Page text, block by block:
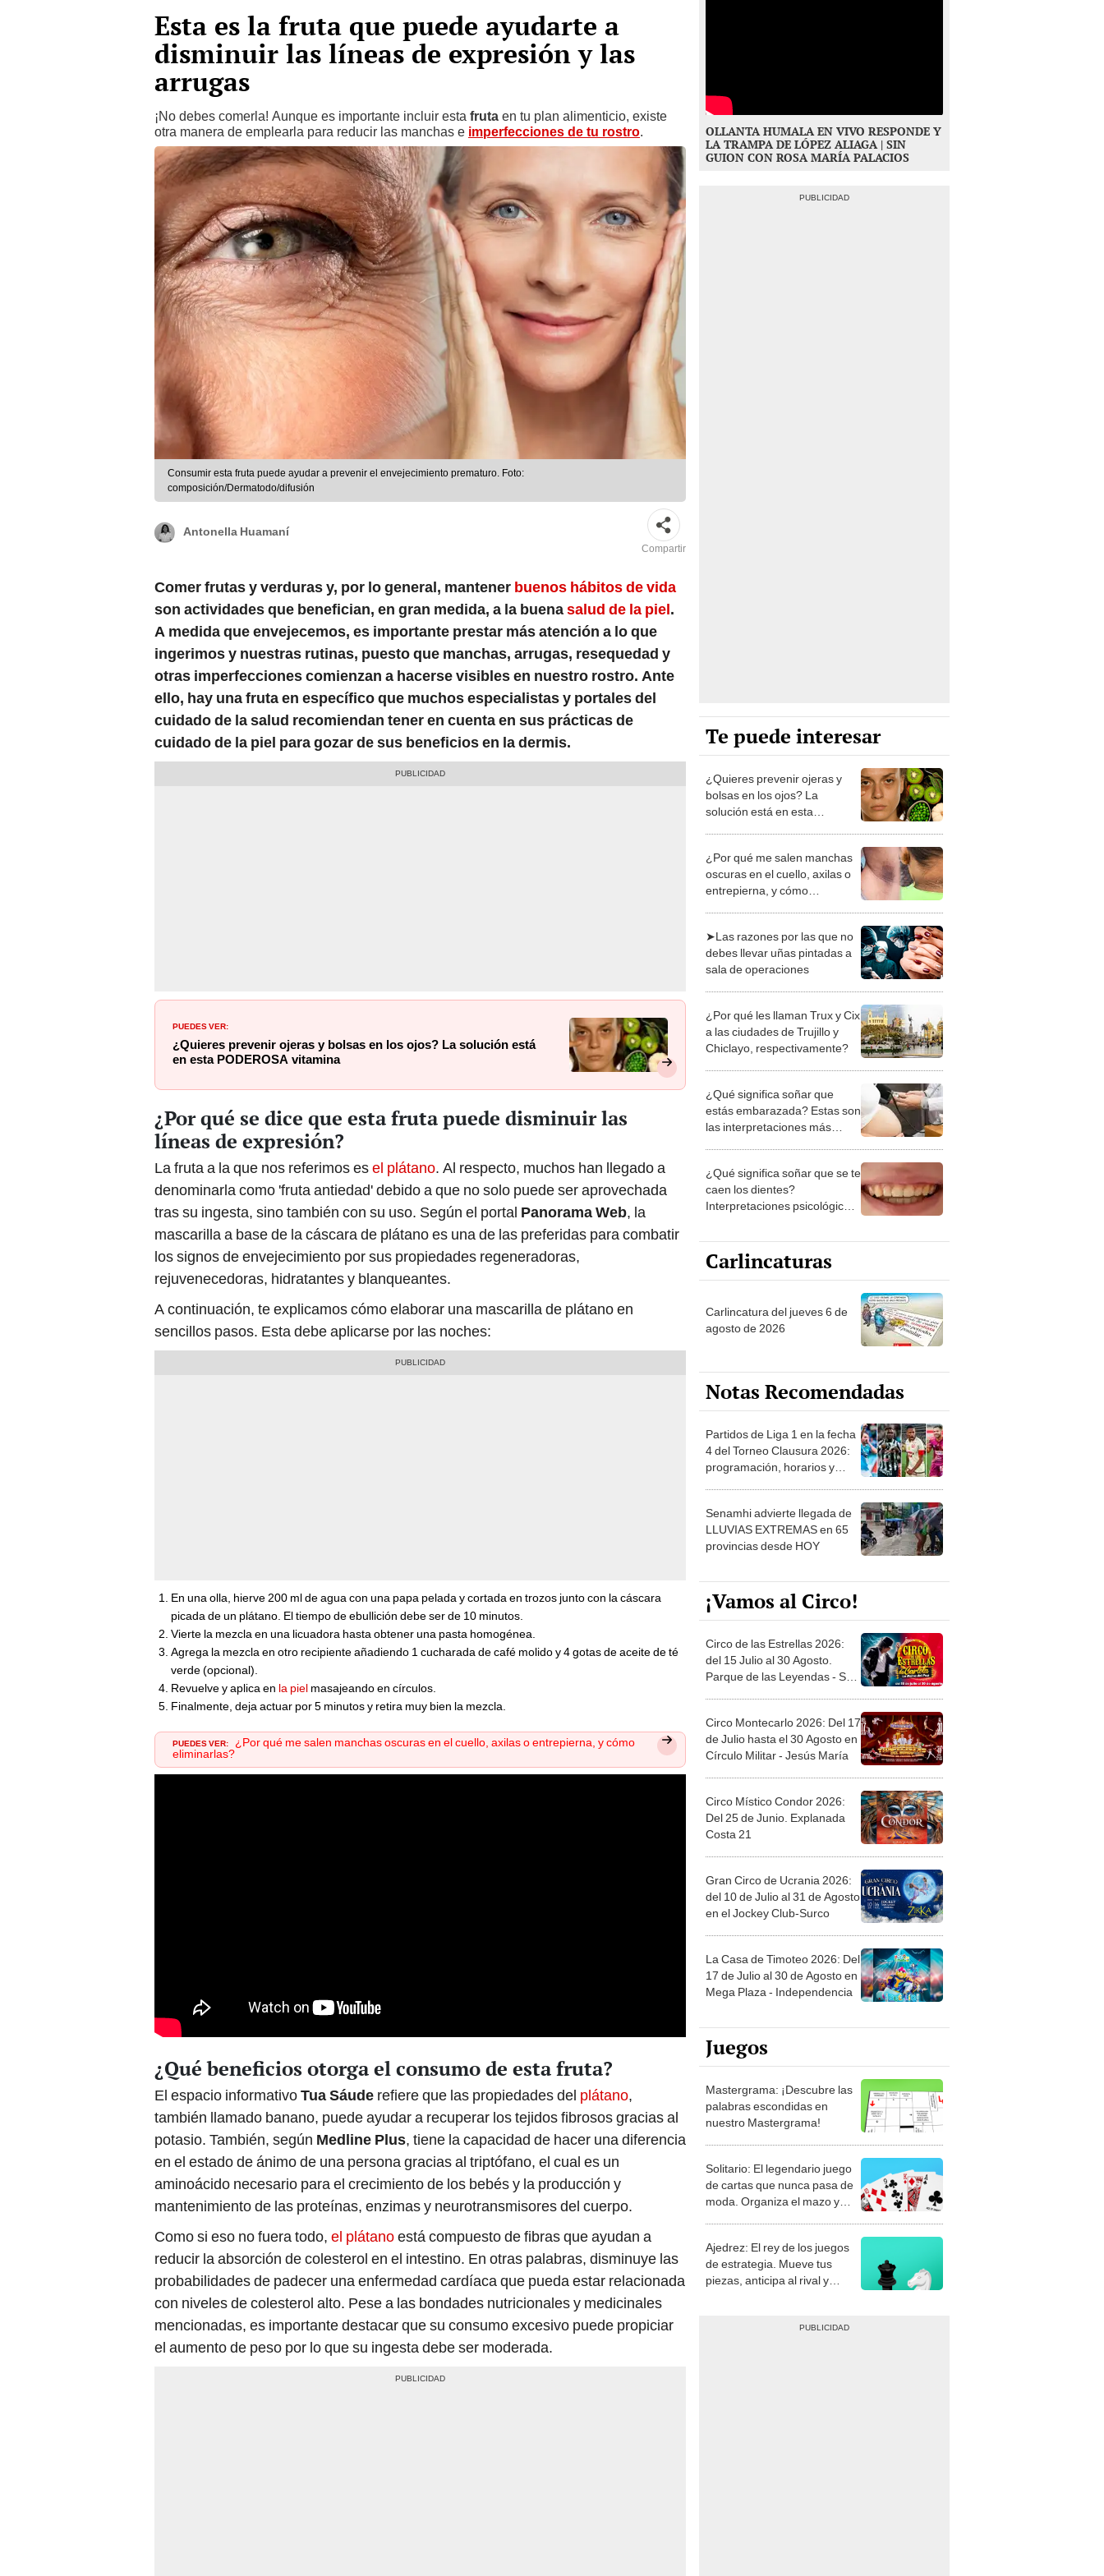
Esta es la fruta que puede ayudarte a
disminuir las líneas de expresión y las
arrugas
¡No debes comerla! Aunque es importante incluir esta fruta en tu plan alimenticio, existe
otra manera de emplearla para reducir las manchas e imperfecciones de tu rostro.
Consumir esta fruta puede ayudar a prevenir el envejecimiento prematuro. Foto:
composición/Dermatodo/difusión
Antonella Huamaní
Compartir
Comer frutas y verduras y, por lo general, mantener buenos hábitos de vida
son actividades que benefician, en gran medida, a la buenasalud de la piel.
A medida que envejecemos, es importante prestar más atención a lo que
ingerimos y nuestras rutinas, puesto que manchas, arrugas, resequedad y
otras imperfecciones comienzan a hacerse visibles en nuestro rostro. Ante
ello, hay una fruta en específico que muchos especialistas y portales del
cuidado de la salud recomiendan tener en cuenta en sus prácticas de
cuidado de la piel para gozar de sus beneficios en la dermis.
PUEDES VER:
¿Quieres prevenir ojeras y bolsas en los ojos? La solución está
en esta PODEROSA vitamina
¿Por qué se dice que esta fruta puede disminuir las
líneas de expresión?
La fruta a la que nos referimos esel plátano. Al respecto, muchos han llegado a
denominarla como 'fruta antiedad' debido a que no solo puede ser aprovechada
tras su ingesta, sino también con su uso. Según el portal Panorama Web, la
mascarilla a base de la cáscara de plátano es una de las preferidas para combatir
los signos de envejecimiento por sus propiedades regeneradoras,
rejuvenecedoras, hidratantes y blanqueantes.
A continuación, te explicamos cómo elaborar una mascarilla de plátano en
sencillos pasos. Esta debe aplicarse por las noches:
En una olla, hierve 200 ml de agua con una papa pelada y cortada en trozos junto con la cáscara
picada de un plátano. El tiempo de ebullición debe ser de 10 minutos.
Vierte la mezcla en una licuadora hasta obtener una pasta homogénea.
Agrega la mezcla en otro recipiente añadiendo 1 cucharada de café molido y 4 gotas de aceite de té
verde (opcional).
Revuelve y aplica en la piel masajeando en círculos.
Finalmente, deja actuar por 5 minutos y retira muy bien la mezcla.
PUEDES VER: ¿Por qué me salen manchas oscuras en el cuello, axilas o entrepierna, y cómo
eliminarlas?
¿Qué beneficios otorga el consumo de esta fruta?
El espacio informativoTua Sáude refiere que las propiedades del plátano,
también llamado banano, puede ayudar a recuperar los tejidos fibrosos gracias al
potasio. También, según Medline Plus, tiene la capacidad de hacer una diferencia
en el estado de ánimo de una persona gracias al triptófano, el cual es un
aminoácido necesario para el crecimiento de los bebés y la producción y
mantenimiento de las proteínas, enzimas y neurotransmisores del cuerpo.
Como si eso no fuera todo, el plátanoestá compuesto de fibras que ayudan a
reducir la absorción de colesterol en el intestino. En otras palabras, disminuye las
probabilidades de padecer una enfermedad cardíaca que pueda estar relacionada
con niveles de colesterol alto. Pese a las bondades nutricionales y medicinales
mencionadas, es importante destacar que su consumo excesivo puede propiciar
el aumento de peso por lo que su ingesta debe ser moderada.
OLLANTA HUMALA EN VIVO RESPONDE Y
LA TRAMPA DE LÓPEZ ALIAGA | SIN
GUION CON ROSA MARÍA PALACIOS
Te puede interesar
¿Quieres prevenir ojeras y
bolsas en los ojos? La
solución está en esta
¿Por qué me salen manchas
oscuras en el cuello, axilas o
entrepierna, y cómo
➤Las razones por las que no
debes llevar uñas pintadas a
sala de operaciones
¿Por qué les llaman Trux y Cix
a las ciudades de Trujillo y
Chiclayo, respectivamente?
¿Qué significa soñar que
estás embarazada? Estas son
las interpretaciones más
¿Qué significa soñar que se te
caen los dientes?
Interpretaciones psicológicas
Carlincaturas
Carlincatura del jueves 6 de
agosto de 2026
Notas Recomendadas
Partidos de Liga 1 en la fecha
4 del Torneo Clausura 2026:
programación, horarios y
Senamhi advierte llegada de
LLUVIAS EXTREMAS en 65
provincias desde HOY
¡Vamos al Circo!
Circo de las Estrellas 2026:
del 15 Julio al 30 Agosto.
Parque de las Leyendas - San
Circo Montecarlo 2026: Del 17
de Julio hasta el 30 Agosto en
Círculo Militar - Jesús María
Circo Místico Condor 2026:
Del 25 de Junio. Explanada
Costa 21
Gran Circo de Ucrania 2026:
del 10 de Julio al 31 de Agosto
en el Jockey Club-Surco
La Casa de Timoteo 2026: Del
17 de Julio al 30 de Agosto en
Mega Plaza - Independencia
Juegos
Mastergrama: ¡Descubre las
palabras escondidas en
nuestro Mastergrama!
Solitario: El legendario juego
de cartas que nunca pasa de
moda. Organiza el mazo y
Ajedrez: El rey de los juegos
de estrategia. Mueve tus
piezas, anticipa al rival y